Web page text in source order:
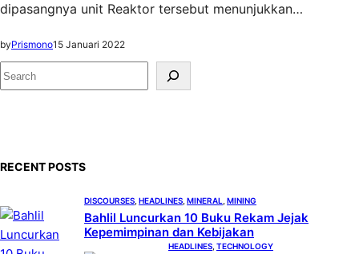
dipasangnya unit Reaktor tersebut menunjukkan…
byPrismono15 Januari 2022
S
e
RECENT POSTS
DISCOURSES HEADLINES MINERAL MINING
Bahlil Luncurkan 10 Buku Rekam Jejak
Kepemimpinan dan Kebijakan
HEADLINES TECHNOLOGY